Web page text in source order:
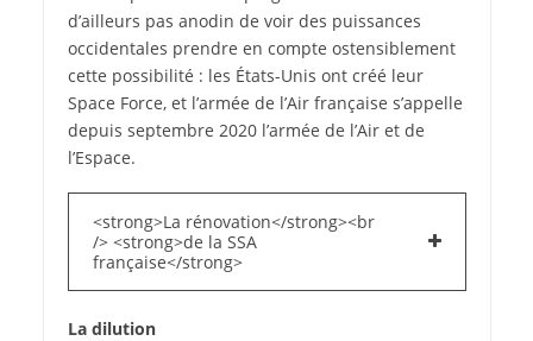
d’ailleurs pas anodin de voir des puissances
occidentales prendre en compte ostensiblement
cette possibilité : les États-Unis ont créé leur
Space Force, et l’armée de l’Air française s’appelle
depuis septembre 2020 l’armée de l’Air et de
l’Espace.
<strong>La rénovation</strong><br
/> <strong>de la SSA
française</strong>
La dilution